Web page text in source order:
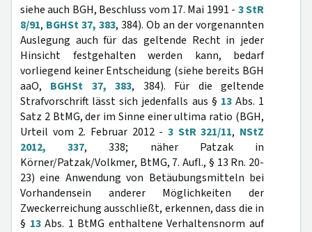
siehe auch BGH, Beschluss vom 17. Mai 1991 - 3 StR
8/91, BGHSt 37, 383, 384). Ob an der vorgenannten
Auslegung auch für das geltende Recht in jeder
Hinsicht festgehalten werden kann, bedarf
vorliegend keiner Entscheidung (siehe bereits BGH
aaO, BGHSt 37, 383, 384). Für die geltende
Strafvorschrift lässt sich jedenfalls aus § 13Abs. 1
Satz 2 BtMG, der im Sinne einer ultima ratio (BGH,
Urteil vom 2. Februar 2012 - 3 StR 321/11, NStZ
2012, 337, 338; näher Patzak in
Körner/Patzak/Volkmer, BtMG, 7. Aufl., § 13 Rn. 20-
23) eine Anwendung von Betäubungsmitteln bei
Vorhandensein anderer Möglichkeiten der
Zweckerreichung ausschließt, erkennen, dass die in
§ 13Abs. 1 BtMG enthaltene Verhaltensnorm auf